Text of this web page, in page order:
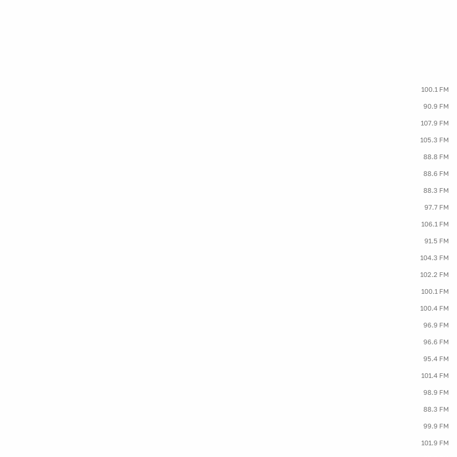
100.1 FM
90.9 FM
107.9 FM
105.3 FM
88.8 FM
88.6 FM
88.3 FM
97.7 FM
106.1 FM
91.5 FM
104.3 FM
102.2 FM
100.1 FM
100.4 FM
96.9 FM
96.6 FM
95.4 FM
101.4 FM
98.9 FM
88.3 FM
99.9 FM
101.9 FM